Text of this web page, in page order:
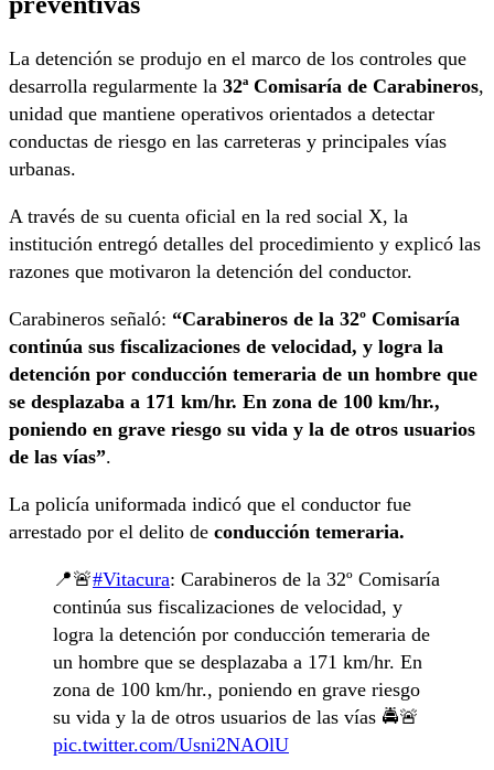
La detención se produjo en el marco de los controles que
desarrolla regularmente la 32ª Comisaría de Carabineros,
unidad que mantiene operativos orientados a detectar
conductas de riesgo en las carreteras y principales vías
urbanas.
A través de su cuenta oficial en la red social X, la
institución entregó detalles del procedimiento y explicó las
razones que motivaron la detención del conductor.
Carabineros señaló: “Carabineros de la 32º Comisaría
continúa sus fiscalizaciones de velocidad, y logra la
detención por conducción temeraria de un hombre que
se desplazaba a 171 km/hr. En zona de 100 km/hr.,
poniendo en grave riesgo su vida y la de otros usuarios
de las vías”.
La policía uniformada indicó que el conductor fue
arrestado por el delito de conducción temeraria.
📍🚨#Vitacura: Carabineros de la 32º Comisaría
continúa sus fiscalizaciones de velocidad, y
logra la detención por conducción temeraria de
un hombre que se desplazaba a 171 km/hr. En
zona de 100 km/hr., poniendo en grave riesgo
su vida y la de otros usuarios de las vías 🚔🚨
pic.twitter.com/Usni2NAOlU